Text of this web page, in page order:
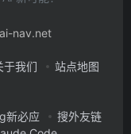
nav.net
于我们
站点地图
新必应
搜外友链